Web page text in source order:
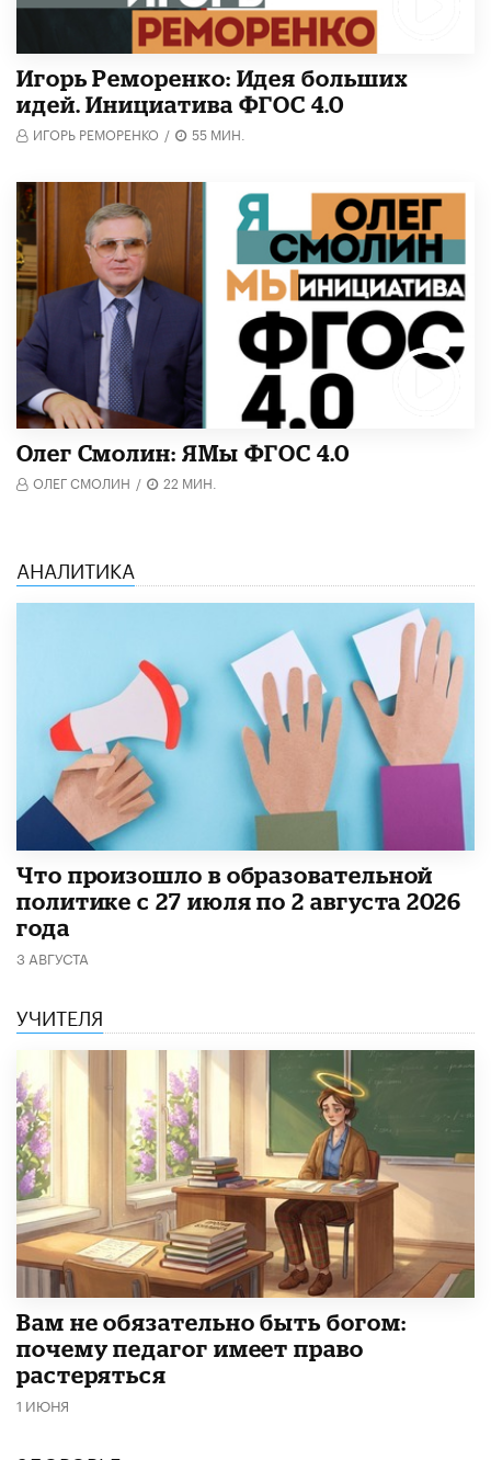
Игорь Реморенко: Идея больших
идей. Инициатива ФГОС 4.0
ИГОРЬ РЕМОРЕНКО / 55 МИН.
Олег Смолин: ЯМы ФГОС 4.0
ОЛЕГ СМОЛИН / 22 МИН.
АНАЛИТИКА
​Что произошло в образовательной
политике с 27 июля по 2 августа 2026
года
3 АВГУСТА
УЧИТЕЛЯ
​Вам не обязательно быть богом:
почему педагог имеет право
растеряться
1 ИЮНЯ